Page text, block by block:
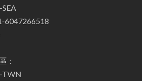
6047266518
：
TWN